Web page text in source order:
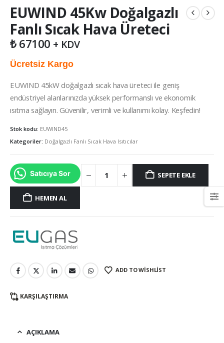
EUWIND 45Kw Doğalgazlı
Fanlı Sıcak Hava Üreteci
₺67100 + KDV
Ücretsiz Kargo
EUWIND 45kW doğalgazlı sıcak hava üreteci ile geniş
endüstriyel alanlarınızda yüksek performanslı ve ekonomik
ısıtma sağlayın. Güvenilir, verimli ve kullanımı kolay. Keşfedin!
Stok kodu: EUWIND45
Kategoriler: Doğalgazlı Fanlı Sıcak Hava Isıtıcılar
Satıcıya Sor SEPETE EKLE
HEMEN AL
ADD TO WISHLIST
KARŞILAŞTIRMA
AÇIKLAMA